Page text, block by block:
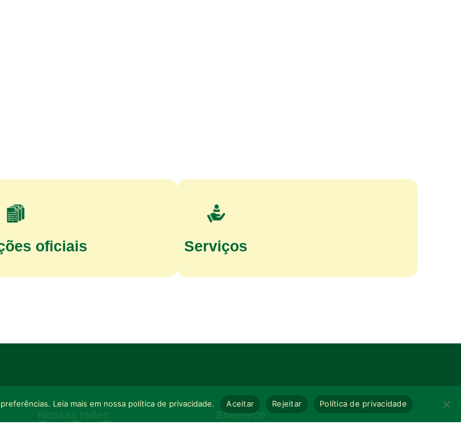
oficiais Serviços
Endereço
Leia mais em nossa política de privacidade. Aceitar Rejeitar Política de privacidade